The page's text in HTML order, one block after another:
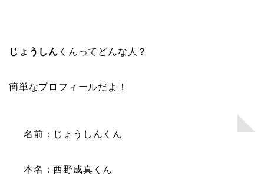
じょうしん くんってどんな人？
簡単なプロフィールだよ！
名前：じょうしんくん
本名：西野成真くん